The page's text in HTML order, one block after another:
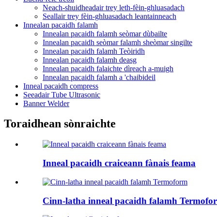
Neach-shuidheadair trey leth-fèin-ghluasadach
Seallair trey fèin-ghluasadach leantainneach
Innealan pacaidh falamh
Innealan pacaidh falamh seòmar dùbailte
Innealan pacaidh seòmar falamh sheòmar singilte
Innealan pacaidh falamh Teòiridh
Innealan pacaidh falamh deasg
Innealan pacaidh falaichte dìreach a-muigh
Innealan pacaidh falamh a 'chaibideil
Inneal pacaidh compress
Seeadair Tube Ultrasonic
Banner Welder
Toraidhean sònraichte
Inneal pacaidh craiceann fànais feama
Cinn-latha inneal pacaidh falamh